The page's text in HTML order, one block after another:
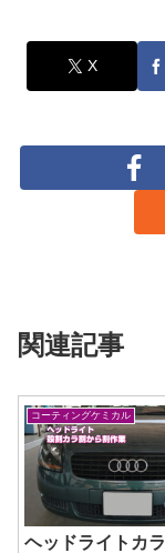
X
関連記事
コーティングケミカル
ヘッドライトカ